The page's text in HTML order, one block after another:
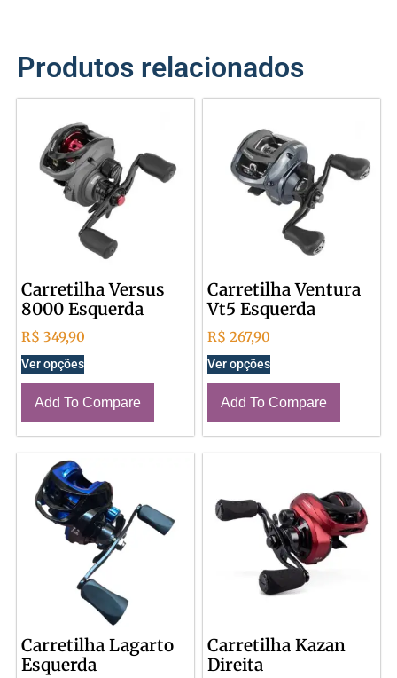
Produtos relacionados
Carretilha Versus
8000 Esquerda
R$ 349,90
Ver opções
Add To Compare
Carretilha Ventura
Vt5 Esquerda
R$ 267,90
Ver opções
Add To Compare
Carretilha Lagarto
Esquerda
Carretilha Kazan
Direita